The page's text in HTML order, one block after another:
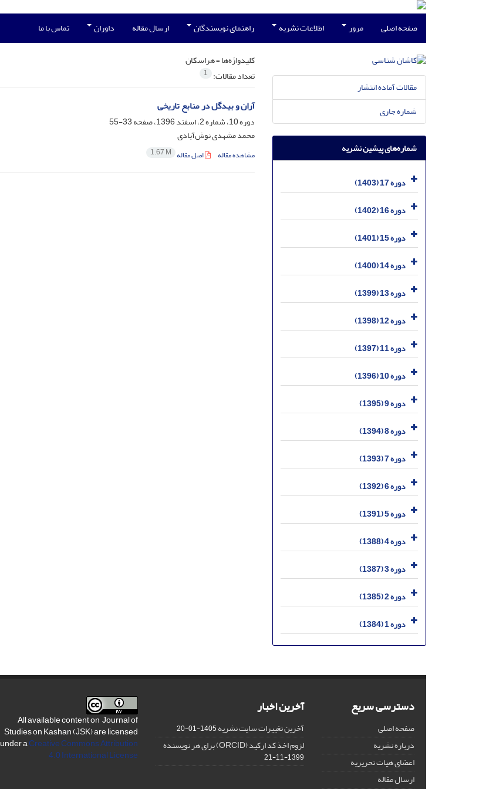
صفحه اصلی مرور اطلاعات نشریه راهنمای نویسندگان ارسال مقاله داوران تماس با ما
کلیدواژه‌ها =هراسکان
تعداد مقالات: 1
آران و بیدگل در منابع تاریخی
دوره 10، شماره 2، اسفند 1396، صفحه
33-55
محمد مشهدی نوش‌آبادی
مشاهده مقاله اصل مقاله 1.67 M
مقالات آماده انتشار
شماره جاری
شماره‌های پیشین نشریه
دوره 17 (1403)
دوره 16 (1402)
دوره 15 (1401)
دوره 14 (1400)
دوره 13 (1399)
دوره 12 (1398)
دوره 11 (1397)
دوره 10 (1396)
دوره 9 (1395)
دوره 8 (1394)
دوره 7 (1393)
دوره 6 (1392)
دوره 5 (1391)
دوره 4 (1388)
دوره 3 (1387)
دوره 2 (1385)
دوره 1 (1384)
دسترسی سریع
صفحه اصلی
درباره نشریه
اعضای هیات تحریریه
ارسال مقاله
آخرین اخبار
آخرین تغییرات سایت نشریه1405-01-20
لزوم اخذ کد ارکید (ORCID) برای هر نویسنده
1399-11-21
All available content on Journal of
Studies on Kashan (JSK) are licensed
under aCreative Commons Attribution
4.0 International License